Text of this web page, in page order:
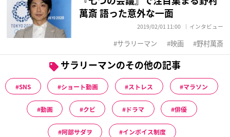
萬斎 語った意外な一面
2019/02/01 11:00 インタビュー
サラリーマン 映画 野村萬斎
サラリーマンのその他の記事
SNS ショート動画 ストレス マラソン
動画 クビ ドラマ 俳優
阿部サダヲ インボイス制度